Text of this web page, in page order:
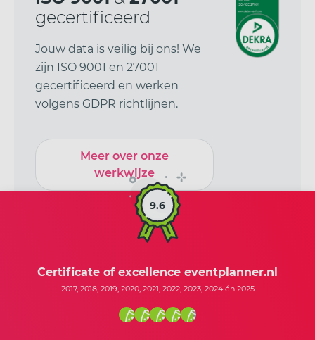
gecertificeerd
Jouw data is veilig bij ons! We
zijn ISO 9001 en 27001
gecertificeerd en werken
volgens GDPR richtlijnen.
Meer over onze
werkwijze
9.6
Certificate of excellence eventplanner.nl
2017, 2018, 2019, 2020, 2021, 2022, 2023, 2024 én 2025